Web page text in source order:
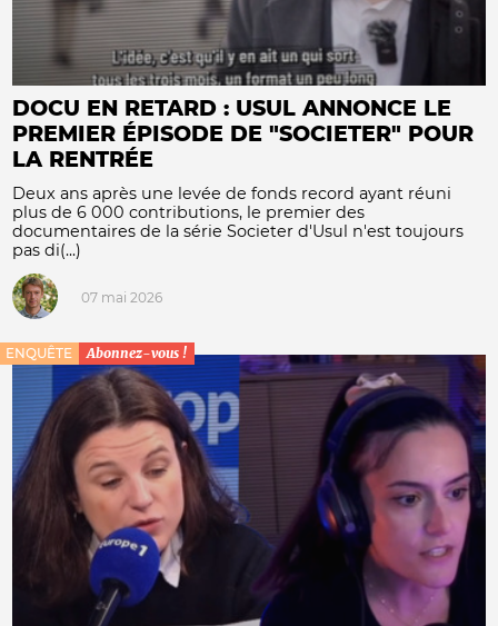
DOCU EN RETARD : USUL ANNONCE LE
PREMIER ÉPISODE DE "SOCIETER" POUR
LA RENTRÉE
Deux ans après une levée de fonds record ayant réuni
plus de 6 000 contributions, le premier des
documentaires de la série Societer d'Usul n'est toujours
pas di(...)
07 mai 2026
ENQUÊTE Abonnez-vous !